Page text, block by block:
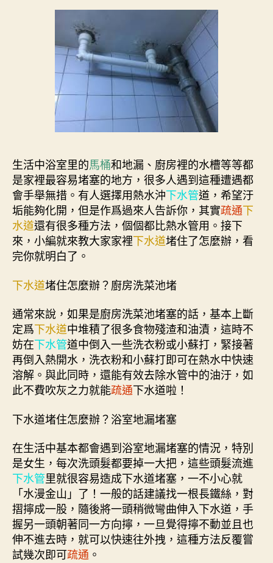
生活中浴室里的馬桶和地漏、廚房裡的水槽等等都
是家裡最容易堵塞的地方，很多人遇到這種遭遇都
會手舉無措。有人選擇用熱水沖下水管道，希望汙
垢能夠化開，但是作爲過來人告訴你，其實疏通下
水道還有很多種方法，個個都比熱水管用。接下
來，小編就來教大家家裡下水道堵住了怎麼辦，看
完你就明白了。
下水道堵住怎麼辦？廚房洗菜池堵
通常來說，如果是廚房洗菜池堵塞的話，基本上斷
定爲下水道中堆積了很多食物殘渣和油漬，這時不
妨在下水管道中倒入一些洗衣粉或小蘇打，緊接著
再倒入熱開水，洗衣粉和小蘇打即可在熱水中快速
溶解。與此同時，還能有效去除水管中的油汙，如
此不費吹灰之力就能疏通下水道啦！
下水道堵住怎麼辦？浴室地漏堵塞
在生活中基本都會遇到浴室地漏堵塞的情況，特別
是女生，每次洗頭髮都要掉一大把，這些頭髮流進
下水管里就很容易造成下水道堵塞，一不小心就
「水漫金山」了！一般的話建議找一根長鐵絲，對
摺擰成一股，隨後將一頭稍微彎曲伸入下水道，手
握另一頭朝著同一方向擰，一旦覺得擰不動並且也
伸不進去時，就可以快速往外拽，這種方法反覆嘗
試幾次即可疏通 。